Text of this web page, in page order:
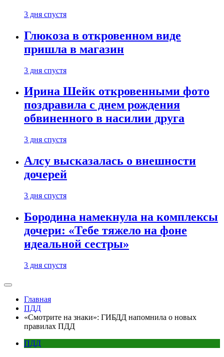
3 дня спустя
Глюкоза в откровенном виде
пришла в магазин
3 дня спустя
Ирина Шейк откровенными фото
поздравила с днем рождения
обвиненного в насилии друга
3 дня спустя
Алсу высказалась о внешности
дочерей
3 дня спустя
Бородина намекнула на комплексы
дочери: «Тебе тяжело на фоне
идеальной сестры»
3 дня спустя
Главная
ПДД
«Смотрите на знаки»: ГИБДД напомнила о новых
правилах ПДД
ПДД